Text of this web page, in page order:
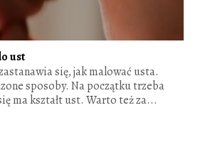
ust
się, jak malować usta.
sposoby. Na początku trzeba
ma kształt ust. Warto też za...